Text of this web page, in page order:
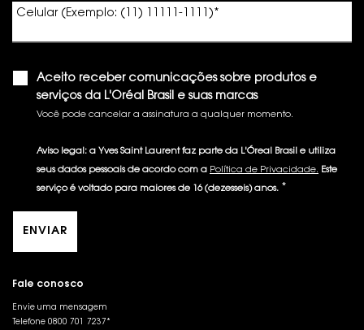
Celular (Exemplo: (11) 11111-1111) *
Aceito receber comunicações sobre produtos e
serviços da L'Oréal Brasil e suas marcas
Você pode cancelar a assinatura a qualquer momento.​
Aviso legal: a Yves Saint Laurent faz parte da L'Óreal Brasil e utiliza
seus dados pessoais de acordo com a Política de Privacidade. Este
serviço é voltado para maiores de 16 (dezesseis) anos. *
ENVIAR
Fale conosco
Envie uma mensagem
Telefone 0800 701 7237*